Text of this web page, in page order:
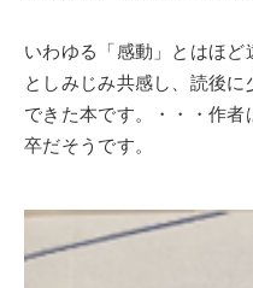
いわゆる「感動」とはほど
としみじみ共感し、読後
できた本です。・・・作
卒だそうです。